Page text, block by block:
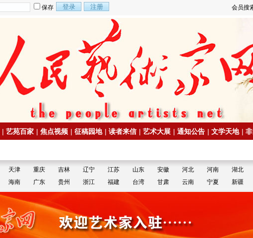
会员搜
保存
| 艺苑百家 | 焦点视频 | 征稿园地 | 读者来信 | 艺术大展 | 通知公告 | 文学天地 |
天津 重庆 吉林 辽宁 江苏 山东 安徽 河北 河南 湖北
海南 广东 贵州 浙江 福建 台湾 甘肃 云南 宁夏 新疆